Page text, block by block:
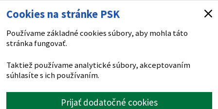
Cookies na stránke PSK
Používame základné cookies súbory, aby mohla táto
stránka fungovať.
Taktiež používame analytické súbory, akceptovaním
súhlasíte s ich používaním.
Prijať dodatočné cookies